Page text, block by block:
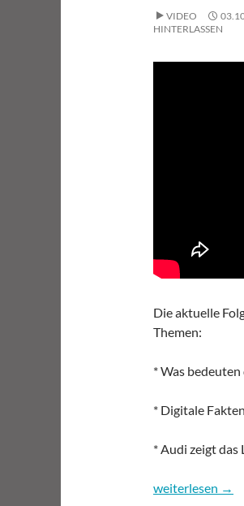
VIDEO
HINTERLASSEN
Die aktuelle
Themen:
* Was
* Digitale
* Audi zeigt
09:59 – das
weiterlesen →